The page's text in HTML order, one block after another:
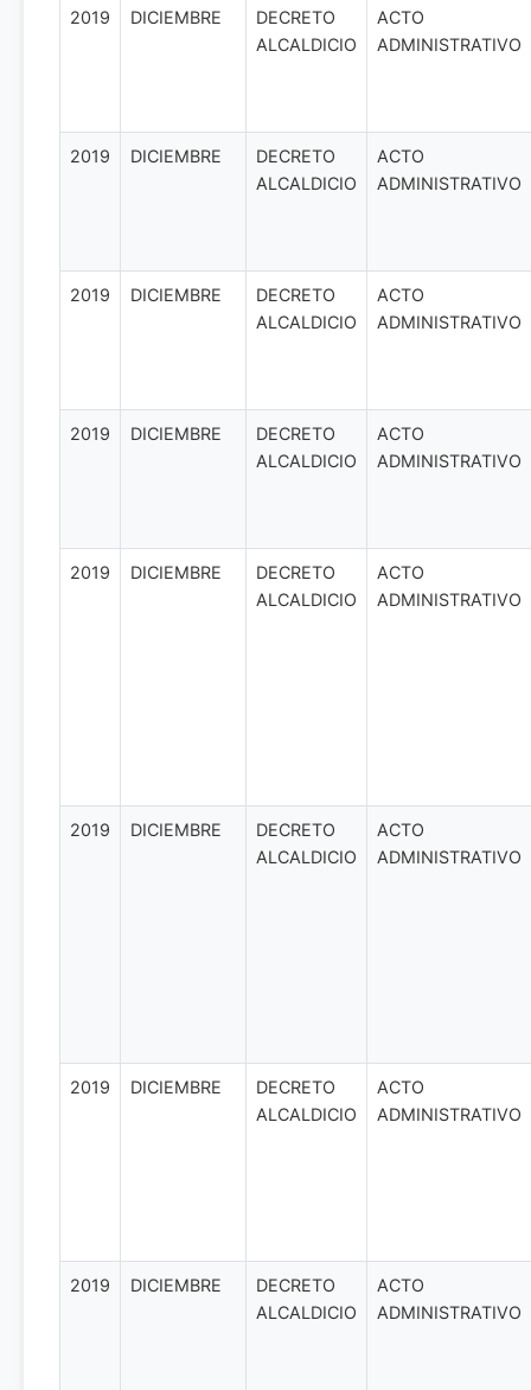
2019 DICIEMBRE
DECRETO
ALCALDICIO
ACTO
ADMINISTRATIVO
2019 DICIEMBRE
DECRETO
ALCALDICIO
ACTO
ADMINISTRATIVO
2019 DICIEMBRE
DECRETO
ALCALDICIO
ACTO
ADMINISTRATIVO
2019 DICIEMBRE
DECRETO
ALCALDICIO
ACTO
ADMINISTRATIVO
2019 DICIEMBRE
DECRETO
ALCALDICIO
ACTO
ADMINISTRATIVO
2019 DICIEMBRE
DECRETO
ALCALDICIO
ACTO
ADMINISTRATIVO
2019 DICIEMBRE
DECRETO
ALCALDICIO
ACTO
ADMINISTRATIVO
2019 DICIEMBRE
DECRETO
ALCALDICIO
ACTO
ADMINISTRATIVO